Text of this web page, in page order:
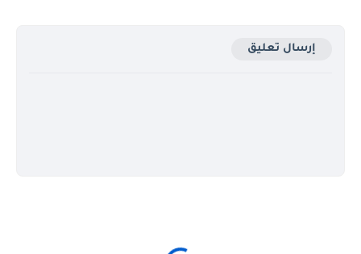
إرسال تعليق